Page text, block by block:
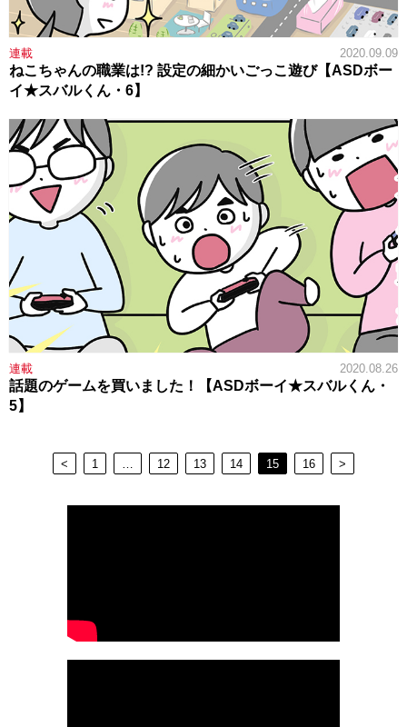
連載 2020.09.09
ねこちゃんの職業は!? 設定の細かいごっこ遊び【ASDボー
イ★スバルくん・6】
連載 2020.08.26
話題のゲームを買いました！【ASDボーイ★スバルくん・
5】
< 1 12 13 14 15 16 >